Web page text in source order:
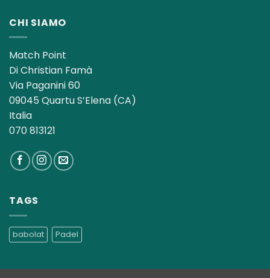
CHI SIAMO
Match Point
Di Christian Famà
Via Paganini 60
09045 Quartu S’Elena (CA)
Italia
070 813121
TAGS
babolat Padel